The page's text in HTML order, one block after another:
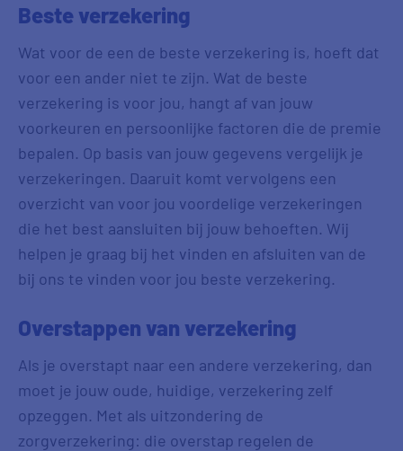
Beste verzekering
Wat voor de een de beste verzekering is, hoeft dat
voor een ander niet te zijn. Wat de beste
verzekering is voor jou, hangt af van jouw
voorkeuren en persoonlijke factoren die de premie
bepalen. Op basis van jouw gegevens vergelijk je
verzekeringen. Daaruit komt vervolgens een
overzicht van voor jou voordelige verzekeringen
die het best aansluiten bij jouw behoeften. Wij
helpen je graag bij het vinden en afsluiten van de
bij ons te vinden voor jou beste verzekering.
Overstappen van verzekering
Als je overstapt naar een andere verzekering, dan
moet je jouw oude, huidige, verzekering zelf
opzeggen. Met als uitzondering de
zorgverzekering: die overstap regelen de